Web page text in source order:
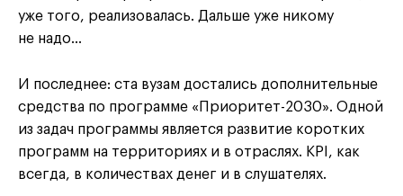
уже того, реализовалась. Дальше уже никому
не надо…
И последнее: ста вузам достались дополнительные
средства по программе «Приоритет-2030». Одной
из задач программы является развитие коротких
программ на территориях и в отраслях. KPI, как
всегда, в количествах денег и в слушателях.